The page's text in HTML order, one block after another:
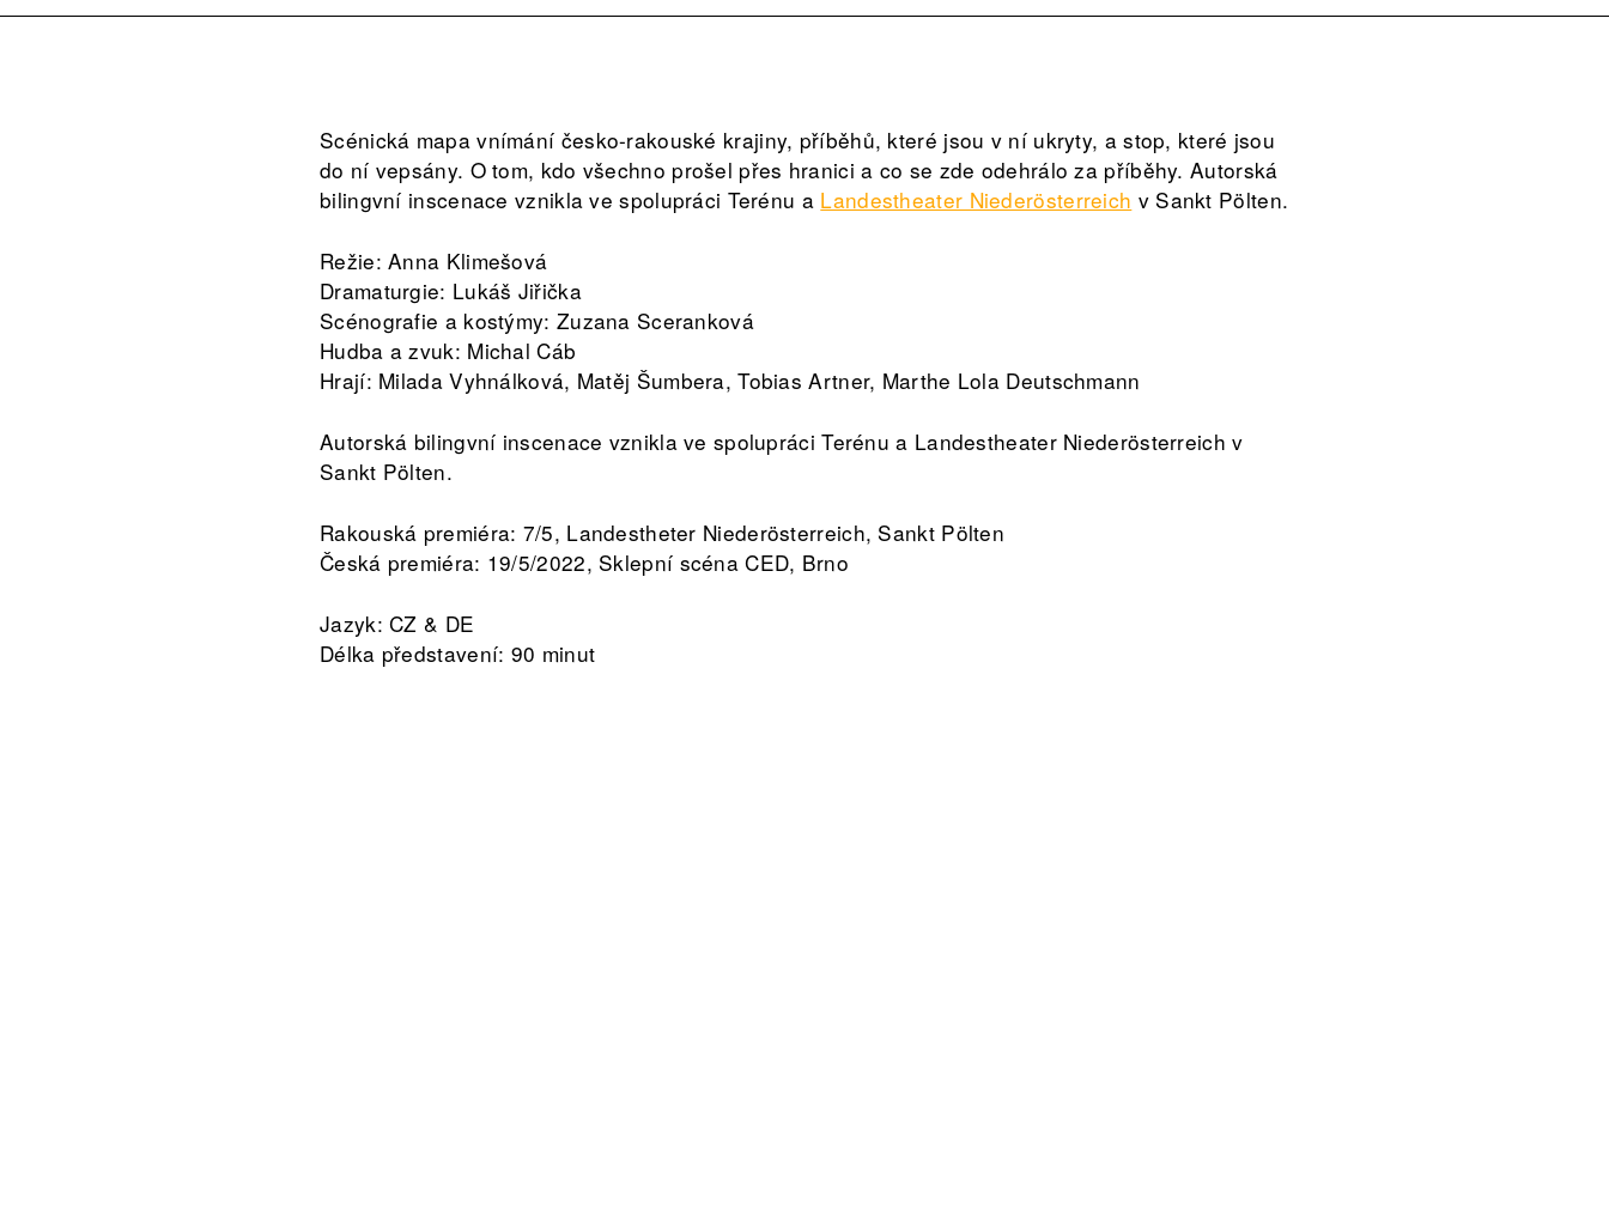
Scénická mapa vnímání česko-rakouské krajiny, příběhů, které jsou v ní ukryty, a stop, které jsou
do ní vepsány. O tom, kdo všechno prošel přes hranici a co se zde odehrálo za příběhy. Autorská
bilingvní inscenace vznikla ve spolupráci Terénu a Landestheater Niederösterreich v Sankt Pölten.
Režie: Anna Klimešová
Dramaturgie: Lukáš Jiřička
Scénografie a kostýmy: Zuzana Sceranková
Hudba a zvuk: Michal Cáb
Hrají: Milada Vyhnálková, Matěj Šumbera, Tobias Artner, Marthe Lola Deutschmann
Autorská bilingvní inscenace vznikla ve spolupráci Terénu a Landestheater Niederösterreich v
Sankt Pölten.
Rakouská premiéra: 7/5, Landestheter Niederösterreich, Sankt Pölten
Česká premiéra: 19/5/2022, Sklepní scéna CED, Brno
Jazyk: CZ & DE
Délka představení: 90 minut